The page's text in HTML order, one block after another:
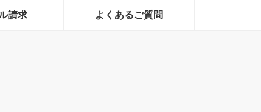
請求 よくあるご質問